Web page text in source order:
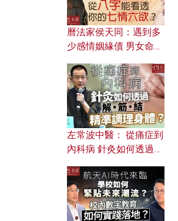
曆法家侯天同：遇到多
少感情姻緣債 男女命途
的七情六欲？
左常波中醫： 從痛症到
內科病 針灸如何透過解